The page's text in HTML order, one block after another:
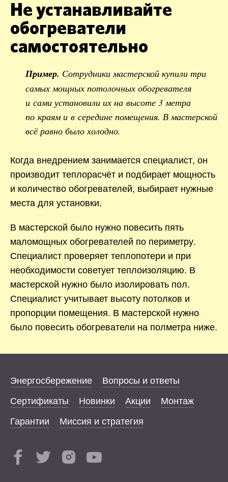
Не устанавливайте
обогреватели
самостоятельно
Пример. Сотрудники мастерской купили три
самых мощных потолочных обогревателя
и сами установили их на высоте 3 метра
по краям и в середине помещения. В мастерской
всё равно было холодно.
Когда внедрением занимается специалист, он
производит теплорасчёт и подбирает мощность
и количество обогревателей, выбирает нужные
места для установки.
В мастерской было нужно повесить пять
маломощных обогревателей по периметру.
Специалист проверяет теплопотери и при
необходимости советует теплоизоляцию. В
мастерской нужно было изолировать пол.
Специалист учитывает высоту потолков и
пропорции помещения. В мастерской нужно
было повесить обогреватели на полметра ниже.
Энергосбережение
Вопросы и ответы
Сертификаты
Новинки Акции
Монтаж
Гарантии
Миссия и стратегия